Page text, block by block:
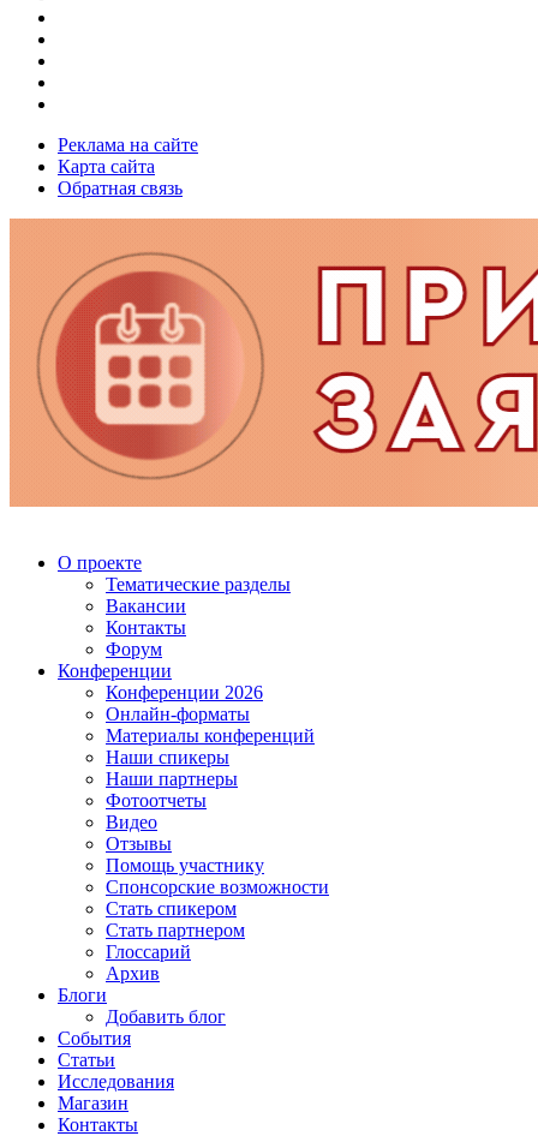
Реклама на сайте
Карта сайта
Обратная связь
О проекте
Тематические разделы
Вакансии
Контакты
Форум
Конференции
Конференции 2026
Онлайн-форматы
Материалы конференций
Наши спикеры
Наши партнеры
Фотоотчеты
Видео
Отзывы
Помощь участнику
Спонсорские возможности
Стать спикером
Стать партнером
Глоссарий
Архив
Блоги
Добавить блог
События
Статьи
Исследования
Магазин
Контакты